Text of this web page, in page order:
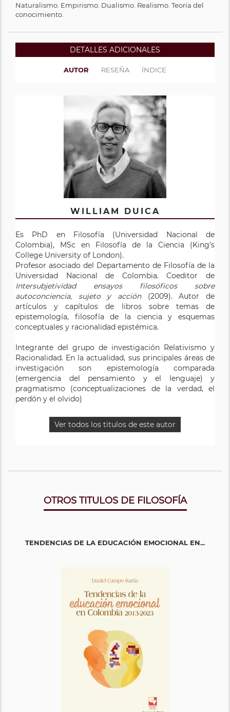
Naturalismo. Empirismo. Dualismo. Realismo. Teoría del
conocimiento.
DETALLES ADICIONALES
AUTOR RESEÑA ÍNDICE
WILLIAM DUICA
Es PhD en Filosofía (Universidad Nacional de
Colombia), MSc en Filosofía de la Ciencia (King’s
College University of London).
Profesor asociado del Departamento de Filosofía de la
Universidad Nacional de Colombia. Coeditor de
Intersubjetividad ensayos filosóficos sobre
autoconciencia, sujeto y acción (2009). Autor de
artículos y capítulos de libros sobre temas de
epistemología, filosofía de la ciencia y esquemas
conceptuales y racionalidad epistémica.
Integrante del grupo de investigación Relativismo y
Racionalidad. En la actualidad, sus principales áreas de
investigación son epistemología comparada
(emergencia del pensamiento y el lenguaje) y
pragmatismo (conceptualizaciones de la verdad, el
perdón y el olvido)
Ver todos los titulos de este autor
OTROS TITULOS DE FILOSOFÍA
TENDENCIAS DE LA EDUCACIÓN EMOCIONAL EN...